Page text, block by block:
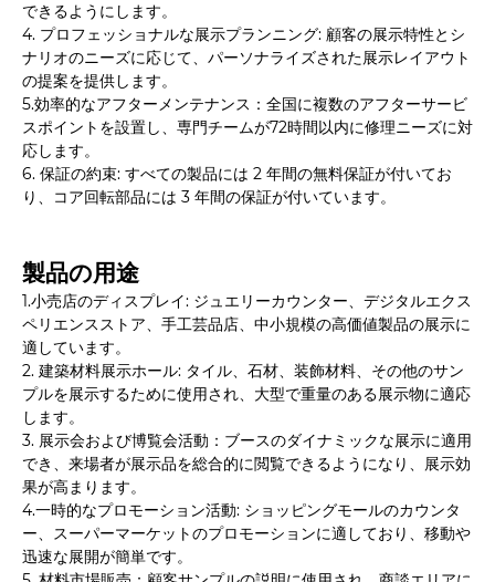
できるようにします。
4. プロフェッショナルな展示プランニング: 顧客の展示特性とシ
ナリオのニーズに応じて、パーソナライズされた展示レイアウト
の提案を提供します。
5.効率的なアフターメンテナンス：全国に複数のアフターサービ
スポイントを設置し、専門チームが72時間以内に修理ニーズに対
応します。
6. 保証の約束: すべての製品には 2 年間の無料保証が付いてお
り、コア回転部品には 3 年間の保証が付いています。
製品の用途
1.小売店のディスプレイ: ジュエリーカウンター、デジタルエクス
ペリエンスストア、手工芸品店、中小規模の高価値製品の展示に
適しています。
2. 建築材料展示ホール: タイル、石材、装飾材料、その他のサン
プルを展示するために使用され、大型で重量のある展示物に適応
します。
3. 展示会および博覧会活動：ブースのダイナミックな展示に適用
でき、来場者が展示品を総合的に閲覧できるようになり、展示効
果が高まります。
4.一時的なプロモーション活動: ショッピングモールのカウンタ
ー、スーパーマーケットのプロモーションに適しており、移動や
迅速な展開が簡単です。